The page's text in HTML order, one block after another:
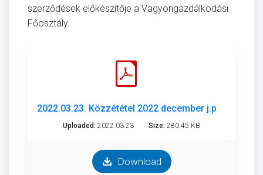
szerződések előkészítője a Vagyongazdálkodási
Főosztály.
2022.03.23. Közzététel 2022 december j.pdf
Uploaded: 2022.03.23 Size: 280.45 KB
Download